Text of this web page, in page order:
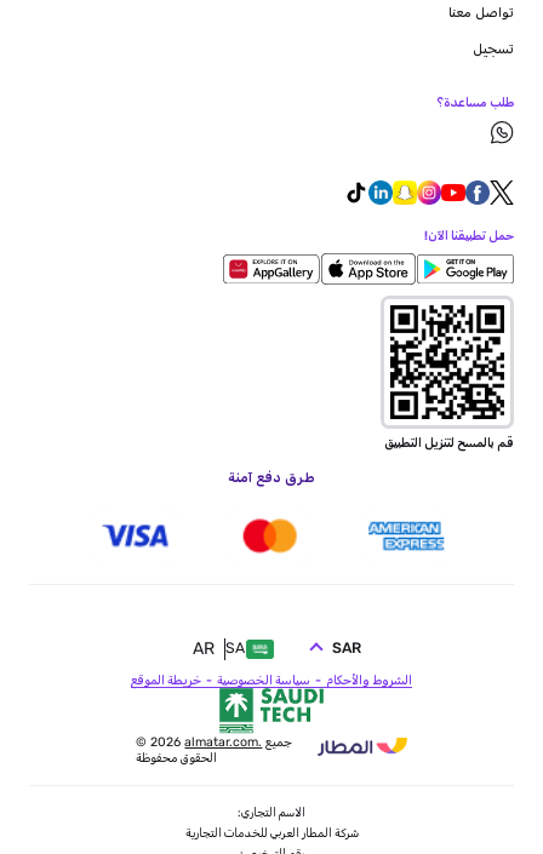
تواصل معنا
تسجيل
طلب مساعدة؟
حمل تطبيقنا الآن!
قم بالمسح لتنزيل التطبيق
طرق دفع آمنة
© 2026almatar.com. جميع
الحقوق محفوظة
SA
AR SAR
الشروط والأحكام سياسة الخصوصية خريطة الموقع
الاسم التجاري:
شركة المطار العربي للخدمات التجارية